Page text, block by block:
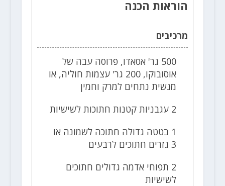
הוראות הכנה
מרכיבים
500 גר' אסאדו, פרוסה עבה של
אוסובוקו, 200 גר' עצמות חוליה, או
מגשית נתחים למרק וחמין
2 עגבניות קטנות חתוכות לשישיות
1 בטטה גדולה חתוכה לשמונה או
3 גזרים חתוכים לרבעים
2 תפוחי אדמה גדולים חתוכים
לשישיות